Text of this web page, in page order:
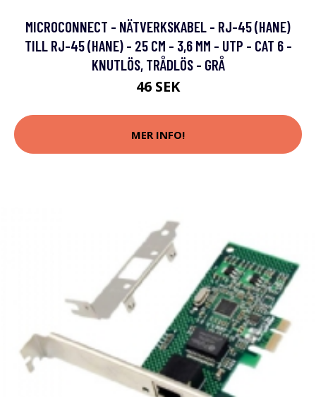
MICROCONNECT - NÄTVERKSKABEL - RJ-45 (HANE)
TILL RJ-45 (HANE) - 25 CM - 3,6 MM - UTP - CAT 6 -
KNUTLÖS, TRÅDLÖS - GRÅ
46 SEK
MER INFO!